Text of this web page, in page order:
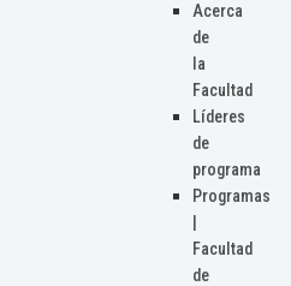
Acerca
de
la
Facultad
Líderes
de
programa
Programas
Facultad
de